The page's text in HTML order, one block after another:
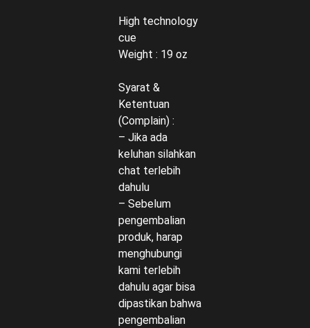
High technology
cue
Weight : 19 oz
Syarat &
Ketentuan
(Complain) :
– Jika ada
keluhan silahkan
chat terlebih
dahulu
– Sebelum
pengembalian
produk, harap
menghubungi
kami terlebih
dahulu agar bisa
dipastikan bahwa
pengembalian